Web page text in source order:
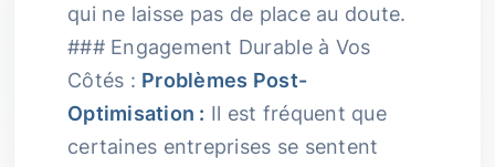
qui ne laisse pas de place au doute.
### Engagement Durable à Vos
Côtés : Problèmes Post-
Optimisation : Il est fréquent que
certaines entreprises se sentent